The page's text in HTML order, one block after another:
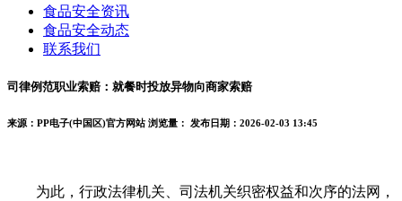
食品安全资讯
食品安全动态
联系我们
司律例范职业索赔：就餐时投放异物向商家索赔
来源：PP电子(中国区)官方网站 浏览量： 发布日期：2026-02-03 13:45
为此，行政法律机关、司法机关织密权益和次序的法网，